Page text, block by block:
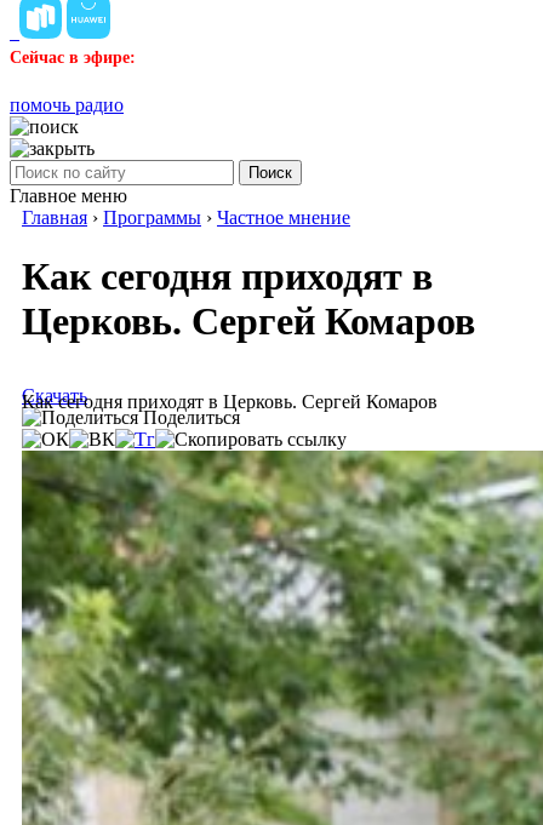
Сейчас в эфире:
помочь радио
Поиск
Главное меню
Главная › Программы › Частное мнение
Как сегодня приходят в
Церковь. Сергей Комаров
Как сегодня приходят в Церковь. Сергей Комаров
Скачать
Поделиться